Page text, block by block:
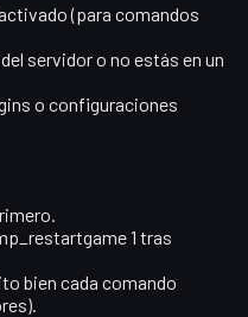
activado (para comandos
servidor o no estás en un
o configuraciones
1 tras
bien cada comando